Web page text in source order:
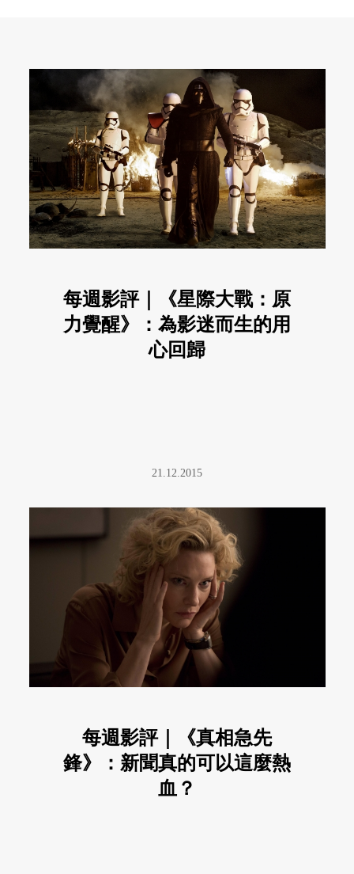
每週影評｜《星際大戰：原
力覺醒》：為影迷而生的用
心回歸
21.12.2015
每週影評｜《真相急先
鋒》：新聞真的可以這麼熱
血？